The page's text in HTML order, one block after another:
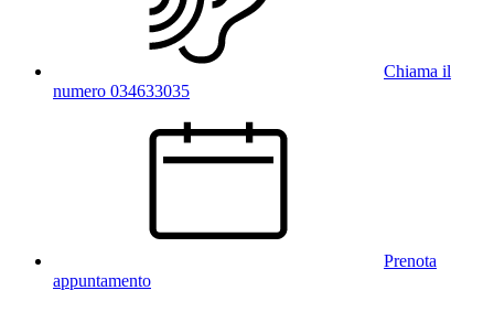
Chiama il
numero 034633035
Prenota
appuntamento